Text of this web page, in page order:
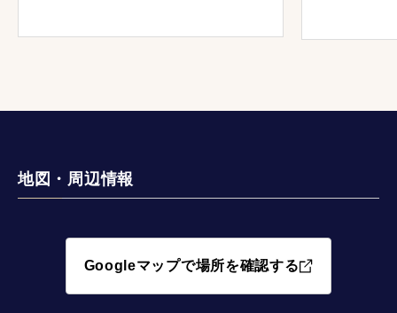
地図・周辺情報
Googleマップで場所を確認する